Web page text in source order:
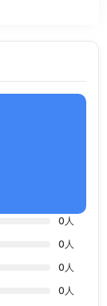
0 人
0 人
0 人
0 人